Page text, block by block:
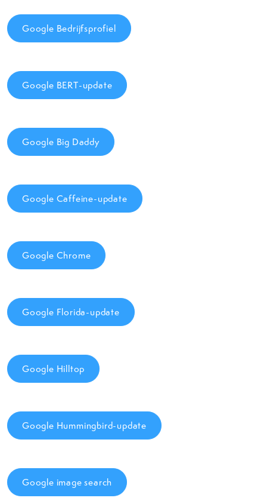
Google Bedrijfsprofiel
Google BERT-update
Google Big Daddy
Google Caffeine-update
Google Chrome
Google Florida-update
Google Hilltop
Google Hummingbird-update
Google image search